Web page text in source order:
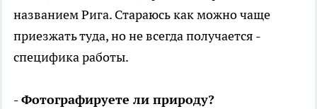
названием Рига. Стараюсь как можно чаще
приезжать туда, но не всегда получается -
специфика работы.
- Фотографируете ли природу?